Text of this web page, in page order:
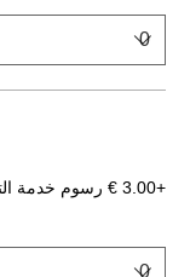
+‏3.00 € رسوم خدمة التذاكر